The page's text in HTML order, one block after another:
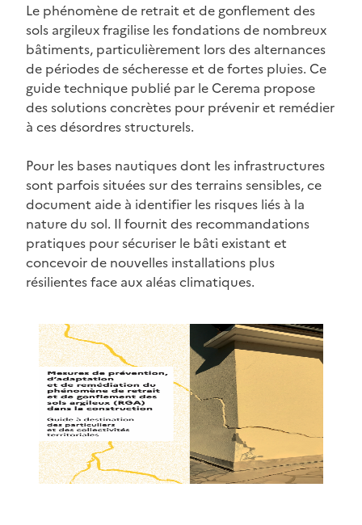
Le phénomène de retrait et de gonflement des
sols argileux fragilise les fondations de nombreux
bâtiments, particulièrement lors des alternances
de périodes de sécheresse et de fortes pluies. Ce
guide technique publié par le Cerema propose
des solutions concrètes pour prévenir et remédier
à ces désordres structurels.
Pour les bases nautiques dont les infrastructures
sont parfois situées sur des terrains sensibles, ce
document aide à identifier les risques liés à la
nature du sol. Il fournit des recommandations
pratiques pour sécuriser le bâti existant et
concevoir de nouvelles installations plus
résilientes face aux aléas climatiques.